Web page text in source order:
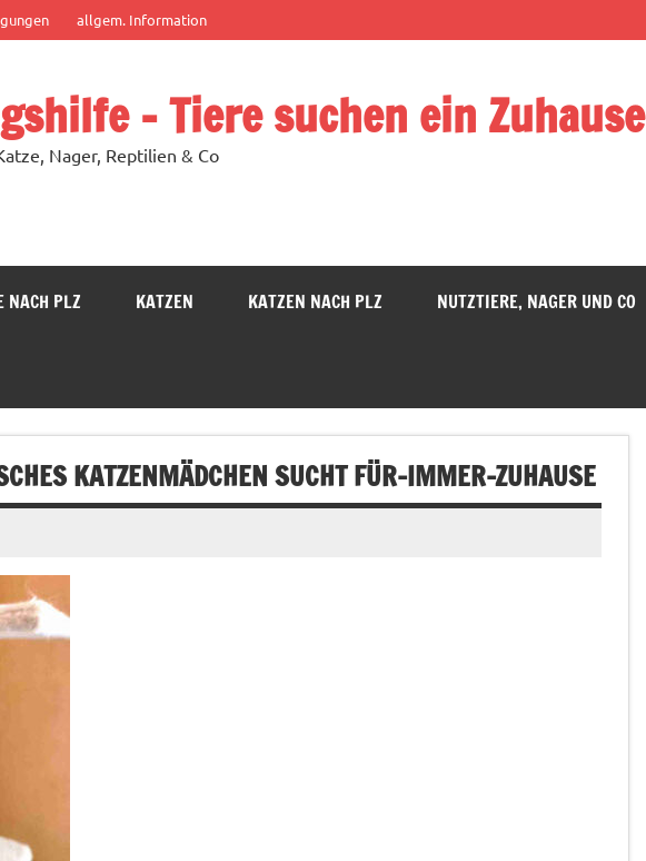
allgem. Information
– Tiere suchen ein Zuhause
Nager, Reptilien & Co
NACH PLZ KATZEN KATZEN NACH PLZ NUTZTIERE, NAGER UND CO
KATZENMÄDCHEN SUCHT FÜR-IMMER-ZUHAUSE